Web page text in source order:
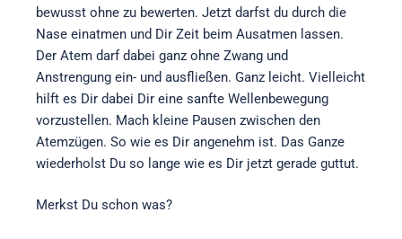
bewusst ohne zu bewerten. Jetzt darfst du durch die
Nase einatmen und Dir Zeit beim Ausatmen lassen.
Der Atem darf dabei ganz ohne Zwang und
Anstrengung ein- und ausfließen. Ganz leicht. Vielleicht
hilft es Dir dabei Dir eine sanfte Wellenbewegung
vorzustellen. Mach kleine Pausen zwischen den
Atemzügen. So wie es Dir angenehm ist. Das Ganze
wiederholst Du so lange wie es Dir jetzt gerade guttut.
Merkst Du schon was?